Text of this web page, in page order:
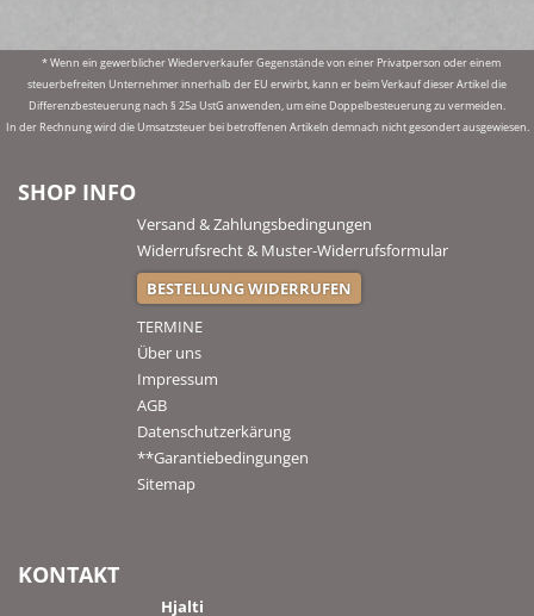
* Wenn ein gewerblicher Wiederverkaufer Gegenstände von einer Privatperson oder einem
steuerbefreiten Unternehmer innerhalb der EU erwirbt, kann er beim Verkauf dieser Artikel die
Differenzbesteuerung nach § 25a UstG anwenden, um eine Doppelbesteuerung zu vermeiden.
In der Rechnung wird die Umsatzsteuer bei betroffenen Artikeln demnach nicht gesondert ausgewiesen.
SHOP INFO
Versand & Zahlungsbedingungen
Widerrufsrecht & Muster-Widerrufsformular
BESTELLUNG WIDERRUFEN
TERMINE
Über uns
Impressum
AGB
Datenschutzerkärung
**Garantiebedingungen
Sitemap
KONTAKT
Hjalti